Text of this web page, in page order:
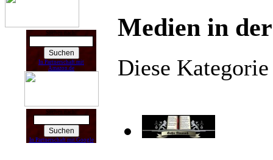
Suchen nach:
In Partnerschaft mit
Amazon.de
Suchen nach:
In Partnerschaft mit Google
Medien in
Diese